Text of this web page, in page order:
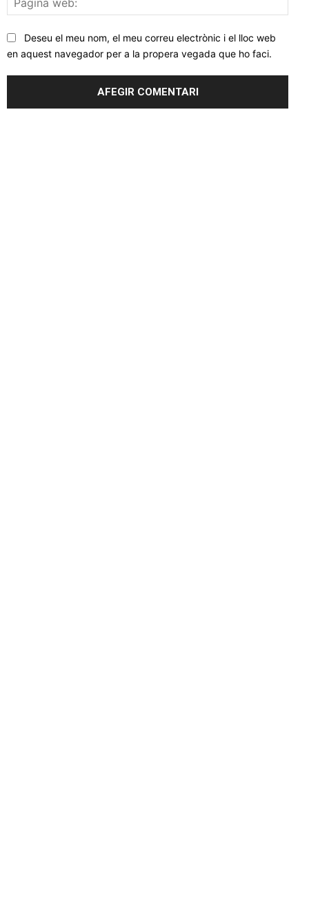
web:
Deseu el meu nom, el meu correu electrònic i el lloc web
en aquest navegador per a la propera vegada que ho faci.